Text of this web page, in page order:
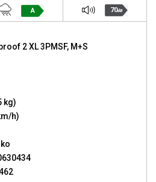
A 70dB
2 XL 3PMSF, M+S
kg)
h)